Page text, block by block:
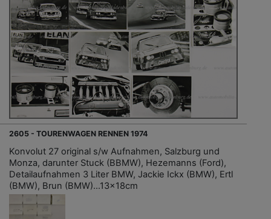
2605 - TOURENWAGEN RENNEN 1974
Konvolut 27 original s/w Aufnahmen, Salzburg und
Monza, darunter Stuck (BBMW), Hezemanns (Ford),
Detailaufnahmen 3 Liter BMW, Jackie Ickx (BMW), Ertl
(BMW), Brun (BMW)…13x18cm